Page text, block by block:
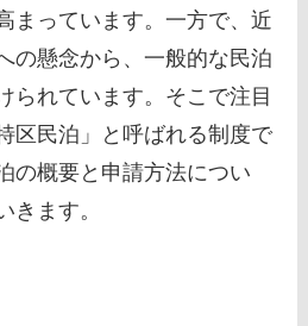
まっています。一方で、近
の懸念から、一般的な民泊
られています。そこで注目
区民泊」と呼ばれる制度で
の概要と申請方法につい
きます。